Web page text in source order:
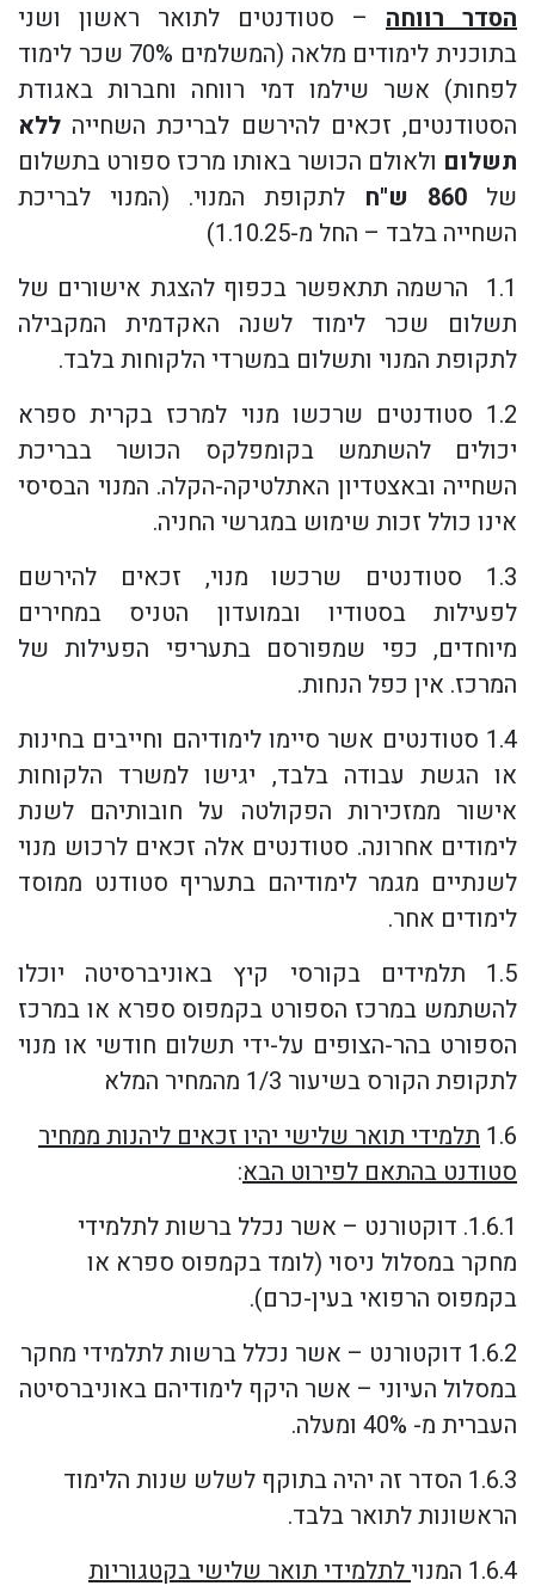
הסדר רווחה – סטודנטים לתואר ראשון ושני
בתוכנית לימודים מלאה (המשלמים 70% שכר לימוד
לפחות) אשר שילמו דמי רווחה וחברות באגודת
הסטודנטים, זכאים להירשם לבריכת השחייה ללא
תשלום ולאולם הכושר באותו מרכז ספורט בתשלום
של 860 ש"ח
לתקופת המנוי. (המנוי לבריכת
השחייה בלבד – החל מ-1.10.25)
1.1 הרשמה תתאפשר בכפוף להצגת אישורים של
תשלום שכר לימוד לשנה האקדמית המקבילה
לתקופת המנוי ותשלום במשרדי הלקוחות בלבד.
1.2 סטודנטים שרכשו מנוי למרכז בקרית ספרא
יכולים להשתמש בקומפלקס הכושר בבריכת
השחייה ובאצטדיון האתלטיקה-הקלה. המנוי הבסיסי
אינו כולל זכות שימוש במגרשי החניה.
1.3 סטודנטים שרכשו מנוי, זכאים להירשם
לפעילות בסטודיו ובמועדון הטניס במחירים
מיוחדים, כפי שמפורסם בתעריפי הפעילות של
המרכז. אין כפל הנחות.
1.4 סטודנטים אשר סיימו לימודיהם וחייבים בחינות
או הגשת עבודה בלבד, יגישו למשרד הלקוחות
אישור ממזכירות הפקולטה על חובותיהם לשנת
לימודים אחרונה. סטודנטים אלה זכאים לרכוש מנוי
לשנתיים מגמר לימודיהם בתעריף סטודנט ממוסד
לימודים אחר.
1.5 תלמידים בקורסי קיץ באוניברסיטה יוכלו
להשתמש במרכז הספורט בקמפוס ספרא או במרכז
הספורט בהר-הצופים על-ידי תשלום חודשי או מנוי
לתקופת הקורס בשיעור 1/3 מהמחיר המלא
1.6 תלמידי תואר שלישי יהיו זכאים ליהנות ממחיר
סטודנט בהתאם לפירוט הבא:
1.6.1. דוקטורנט – אשר נכלל ברשות לתלמידי
מחקר במסלול ניסוי (לומד בקמפוס ספרא או
בקמפוס הרפואי בעין-כרם).
1.6.2 דוקטורנט – אשר נכלל ברשות לתלמידי מחקר
במסלול העיוני – אשר היקף לימודיהם באוניברסיטה
העברית מ- 40% ומעלה.
1.6.3 הסדר זה יהיה בתוקף לשלש שנות הלימוד
הראשונות לתואר בלבד.
1.6.4 המנוי
לתלמידי תואר שלישי בקטגוריות